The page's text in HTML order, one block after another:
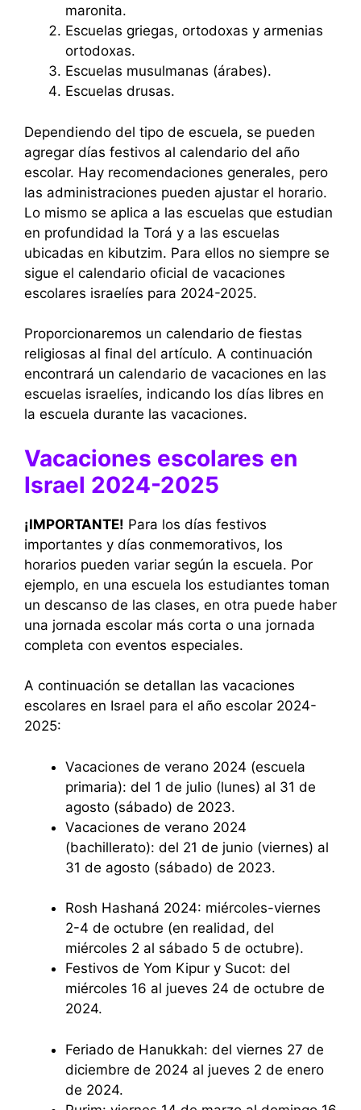
maronita.
Escuelas griegas, ortodoxas y armenias
ortodoxas.
Escuelas musulmanas (árabes).
Escuelas drusas.
Dependiendo del tipo de escuela, se pueden
agregar días festivos al calendario del año
escolar. Hay recomendaciones generales, pero
las administraciones pueden ajustar el horario.
Lo mismo se aplica a las escuelas que estudian
en profundidad la Torá y a las escuelas
ubicadas en kibutzim. Para ellos no siempre se
sigue el calendario oficial de vacaciones
escolares israelíes para 2024-2025.
Proporcionaremos un calendario de fiestas
religiosas al final del artículo. A continuación
encontrará un calendario de vacaciones en las
escuelas israelíes, indicando los días libres en
la escuela durante las vacaciones.
Vacaciones escolares en
Israel 2024-2025
¡IMPORTANTE! Para los días festivos
importantes y días conmemorativos, los
horarios pueden variar según la escuela. Por
ejemplo, en una escuela los estudiantes toman
un descanso de las clases, en otra puede haber
una jornada escolar más corta o una jornada
completa con eventos especiales.
A continuación se detallan las vacaciones
escolares en Israel para el año escolar 2024-
2025:
Vacaciones de verano 2024 (escuela
primaria): del 1 de julio (lunes) al 31 de
agosto (sábado) de 2023.
Vacaciones de verano 2024
(bachillerato): del 21 de junio (viernes) al
31 de agosto (sábado) de 2023.
Rosh Hashaná 2024: miércoles-viernes
2-4 de octubre (en realidad, del
miércoles 2 al sábado 5 de octubre).
Festivos de Yom Kipur y Sucot: del
miércoles 16 al jueves 24 de octubre de
2024.
Feriado de Hanukkah: del viernes 27 de
diciembre de 2024 al jueves 2 de enero
de 2024.